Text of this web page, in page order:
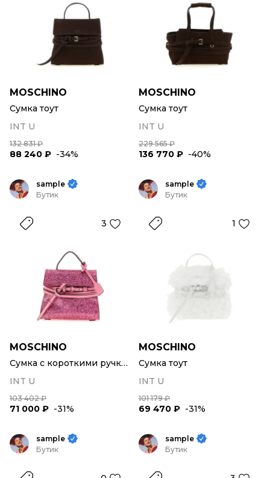
MOSCHINO
Сумка тоут
INT U
132 831 ₽
88 240 ₽ -34%
MOSCHINO
Сумка тоут
INT U
229 565 ₽
136 770 ₽ -40%
sample
Бутик
3
MOSCHINO
Сумка с короткими ручками
INT U
103 402 ₽
71 000 ₽ -31%
sample
Бутик
1
MOSCHINO
Сумка тоут
INT U
101 179 ₽
69 470 ₽ -31%
sample
Бутик
sample
Бутик